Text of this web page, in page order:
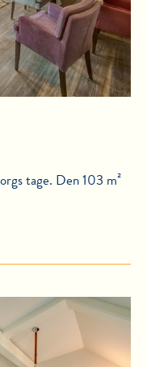
tage. Den 103 m²